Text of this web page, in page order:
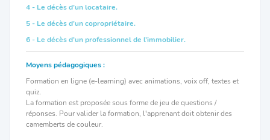
4 - Le décès d’un locataire.
5 - Le décès d’un copropriétaire.
6 - Le décès d’un professionnel de l’immobilier.
Moyens pédagogiques :
Formation en ligne (e-learning) avec animations, voix off, textes et
quiz.
La formation est proposée sous forme de jeu de questions /
réponses. Pour valider la formation, l'apprenant doit obtenir des
camemberts de couleur.